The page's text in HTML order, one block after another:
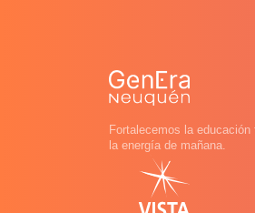
Fortalecemos la
la energía de mañana.